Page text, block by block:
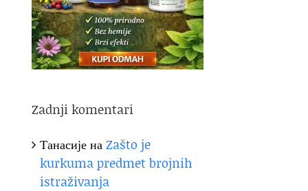
Zadnji komentari
ТанасијенаZašto je
kurkuma predmet brojnih
istraživanja